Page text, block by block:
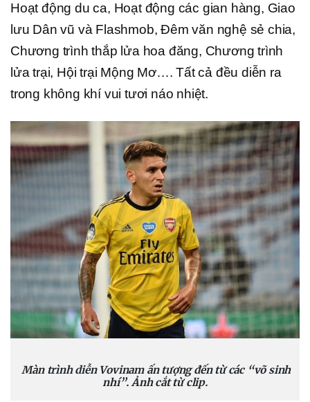
Hoạt động du ca, Hoạt động các gian hàng, Giao
lưu Dân vũ và Flashmob, Đêm văn nghệ sẻ chia,
Chương trình thắp lửa hoa đăng, Chương trình
lửa trại, Hội trại Mộng Mơ…. Tất cả đều diễn ra
trong không khí vui tươi náo nhiệt.
Màn trình diễn Vovinam ấn tượng đến từ các “võ sinh
nhí”. Ảnh cắt từ clip.